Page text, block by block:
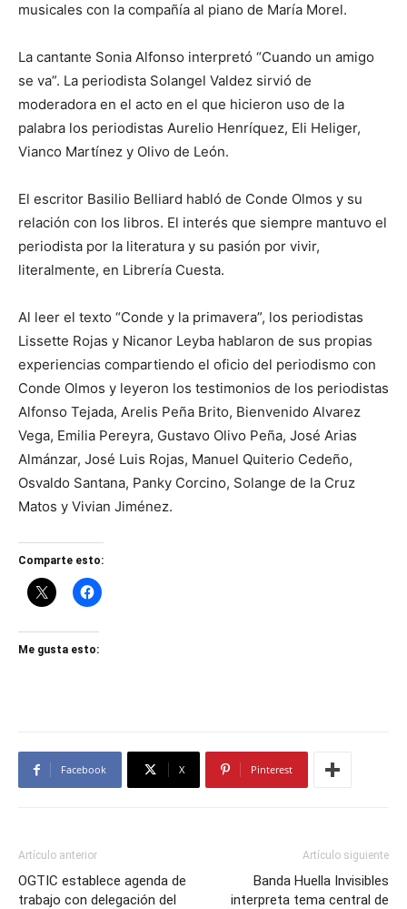
musicales con la compañía al piano de María Morel.
La cantante Sonia Alfonso interpretó “Cuando un amigo
se va”. La periodista Solangel Valdez sirvió de
moderadora en el acto en el que hicieron uso de la
palabra los periodistas Aurelio Henríquez, Eli Heliger,
Vianco Martínez y Olivo de León.
El escritor Basilio Belliard habló de Conde Olmos y su
relación con los libros. El interés que siempre mantuvo el
periodista por la literatura y su pasión por vivir,
literalmente, en Librería Cuesta.
Al leer el texto “Conde y la primavera”, los periodistas
Lissette Rojas y Nicanor Leyba hablaron de sus propias
experiencias compartiendo el oficio del periodismo con
Conde Olmos y leyeron los testimonios de los periodistas
Alfonso Tejada, Arelis Peña Brito, Bienvenido Alvarez
Vega, Emilia Pereyra, Gustavo Olivo Peña, José Arias
Almánzar, José Luis Rojas, Manuel Quiterio Cedeño,
Osvaldo Santana, Panky Corcino, Solange de la Cruz
Matos y Vivian Jiménez.
Comparte esto:
Me gusta esto:
Facebook X Pinterest
Artículo anterior
OGTIC establece agenda de
trabajo con delegación del
Artículo siguiente
Banda Huella Invisibles
interpreta tema central de